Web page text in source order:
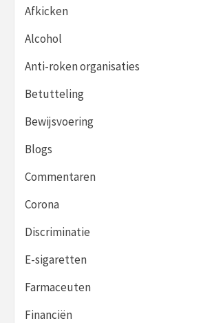
Afkicken
Alcohol
Anti-roken organisaties
Betutteling
Bewijsvoering
Blogs
Commentaren
Corona
Discriminatie
E-sigaretten
Farmaceuten
Financiën